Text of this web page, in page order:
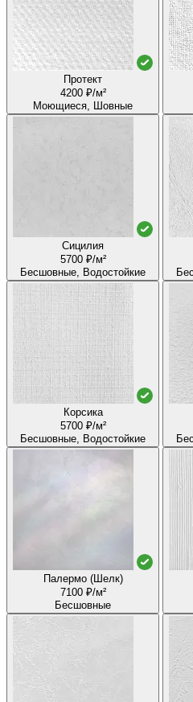
Протект
4200 ₽/м²
Моющиеся, Шовные
Сицилия
5700 ₽/м²
Бесшовные, Водостойкие
Корсика
5700 ₽/м²
Бесшовные, Водостойкие
Палермо (Шелк)
7100 ₽/м²
Бесшовные